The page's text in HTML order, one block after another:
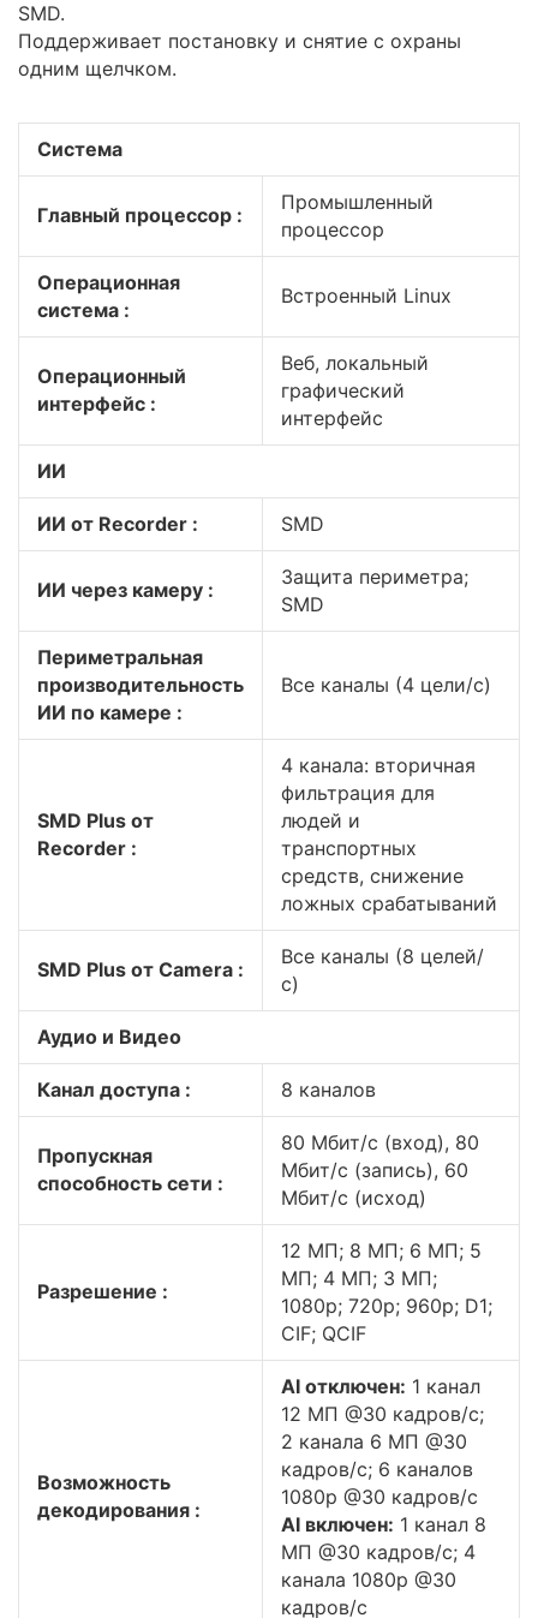
SMD.
Поддерживает постановку и снятие с охраны
одним щелчком.
Система
Главный процессор :
Промышленный
процессор
Операционная
система :
Встроенный Linux
Операционный
интерфейс :
Веб, локальный
графический
интерфейс
ИИ
ИИ от Recorder : SMD
ИИ через камеру :
Защита периметра;
SMD
Периметральная
производительность
ИИ по камере :
Все каналы (4 цели/с)
SMD Plus от
Recorder :
4 канала: вторичная
фильтрация для
людей и
транспортных
средств, снижение
ложных срабатываний
SMD Plus от Camera :
Все каналы (8 целей/
с)
Аудио и Видео
Канал доступа : 8 каналов
Пропускная
способность сети :
80 Мбит/с (вход), 80
Мбит/с (запись), 60
Мбит/с (исход)
Разрешение :
12 МП; 8 МП; 6 МП; 5
МП; 4 МП; 3 МП;
1080p; 720p; 960p; D1;
CIF; QCIF
Возможность
декодирования :
AI отключен: 1 канал
12 МП @30 кадров/с;
2 канала 6 МП @30
кадров/с; 6 каналов
1080p @30 кадров/с
AI включен: 1 канал 8
МП @30 кадров/с; 4
канала 1080p @30
кадров/с